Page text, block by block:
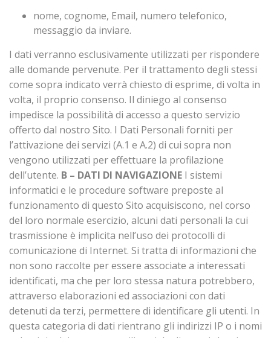
nome, cognome, Email, numero telefonico,
messaggio da inviare.
I dati verranno esclusivamente utilizzati per rispondere
alle domande pervenute. Per il trattamento degli stessi
come sopra indicato verrà chiesto di esprime, di volta in
volta, il proprio consenso. Il diniego al consenso
impedisce la possibilità di accesso a questo servizio
offerto dal nostro Sito. I Dati Personali forniti per
l’attivazione dei servizi (A.1 e A.2) di cui sopra non
vengono utilizzati per effettuare la profilazione
dell’utente. B – DATI DI NAVIGAZIONE I sistemi
informatici e le procedure software preposte al
funzionamento di questo Sito acquisiscono, nel corso
del loro normale esercizio, alcuni dati personali la cui
trasmissione è implicita nell’uso dei protocolli di
comunicazione di Internet. Si tratta di informazioni che
non sono raccolte per essere associate a interessati
identificati, ma che per loro stessa natura potrebbero,
attraverso elaborazioni ed associazioni con dati
detenuti da terzi, permettere di identificare gli utenti. In
questa categoria di dati rientrano gli indirizzi IP o i nomi